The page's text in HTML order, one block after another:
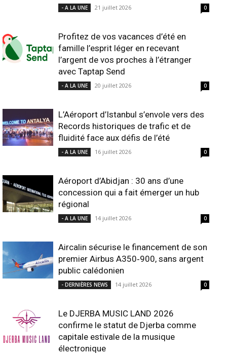
- A LA UNE 21 juillet 2026 0
Profitez de vos vacances d’été en
famille l’esprit léger en recevant
l’argent de vos proches à l’étranger
avec Taptap Send
- A LA UNE 20 juillet 2026 0
L’Aéroport d’Istanbul s’envole vers des
Records historiques de trafic et de
fluidité face aux défis de l’été
- A LA UNE 16 juillet 2026 0
Aéroport d’Abidjan : 30 ans d’une
concession qui a fait émerger un hub
régional
- A LA UNE 14 juillet 2026 0
Aircalin sécurise le financement de son
premier Airbus A350‑900, sans argent
public calédonien
- DERNIÈRES NEWS 14 juillet 2026 0
Le DJERBA MUSIC LAND 2026
confirme le statut de Djerba comme
capitale estivale de la musique
électronique